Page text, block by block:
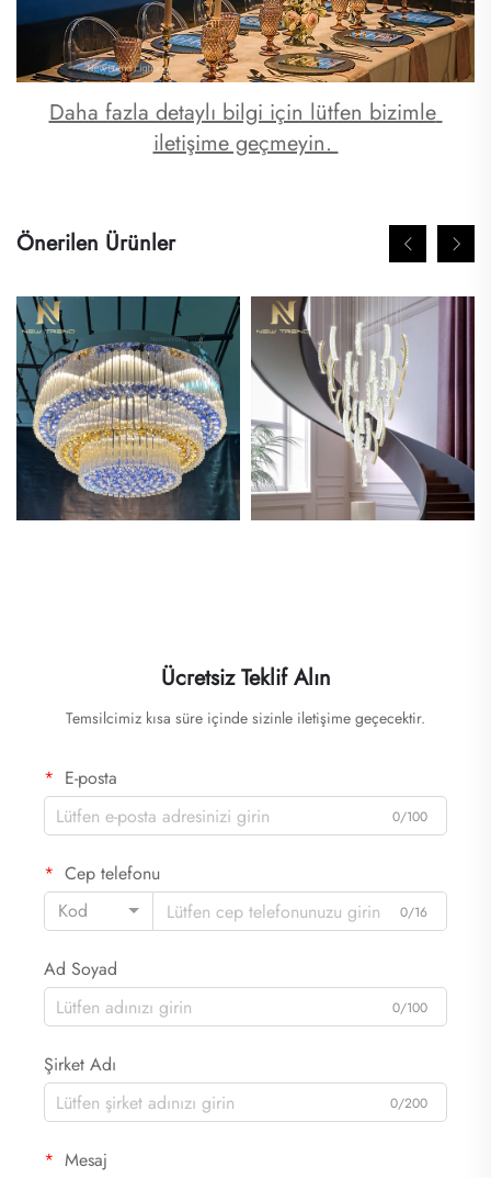
Daha fazla detaylı bilgi için lütfen bizimle
iletişime geçmeyin.
Önerilen Ürünler
Ücretsiz Teklif Alın
Temsilcimiz kısa süre içinde sizinle iletişime geçecektir.
E-posta
0/100
Cep telefonu
Kod
0/16
Ad Soyad
0/100
Şirket Adı
0/200
Mesaj